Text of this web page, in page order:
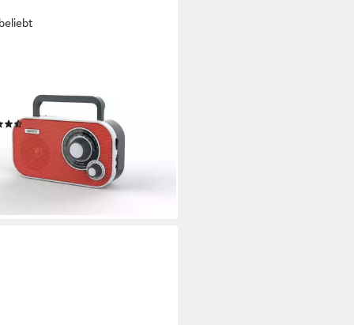
(61)
€ UVP 32,99 €
- in 3-4 Werktagen bei dir